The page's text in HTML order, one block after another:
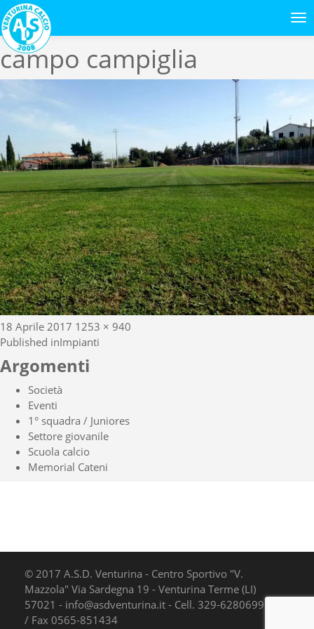
Previous Image
Next Image
campo campiglia
Posted
on
18 Aprile 2017 Full
size
1253 × 940
Navigazione
articoli
Published inImpianti
Argomenti
Società
Eventi
1° squadra / Juniores
Settore giovanile
Scuola calcio
Memorial Cateni
© 2017 A.S.D. Venturina - Centro Sportivo "V.
Mazzola" Via Sardegna 19 - Venturina Terme (LI)
57021 - info@asdventurina.it - Cell. 329-6280699 Tel.
/ Fax 0565-851434